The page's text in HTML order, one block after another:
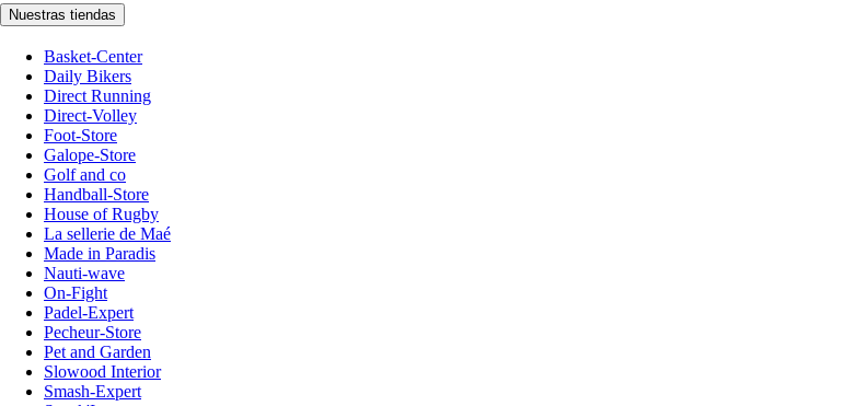
Nuestras tiendas
Basket-Center
Daily Bikers
Direct Running
Direct-Volley
Foot-Store
Galope-Store
Golf and co
Handball-Store
House of Rugby
La sellerie de Maé
Made in Paradis
Nauti-wave
On-Fight
Padel-Expert
Pecheur-Store
Pet and Garden
Slowood Interior
Smash-Expert